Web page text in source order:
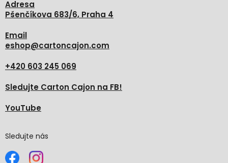
Adresa
Pšenčíkova 683/6, Praha 4
Email
eshop@cartoncajon.com
+420 603 245 069
Sledujte Carton Cajon na FB!
YouTube
Sledujte nás